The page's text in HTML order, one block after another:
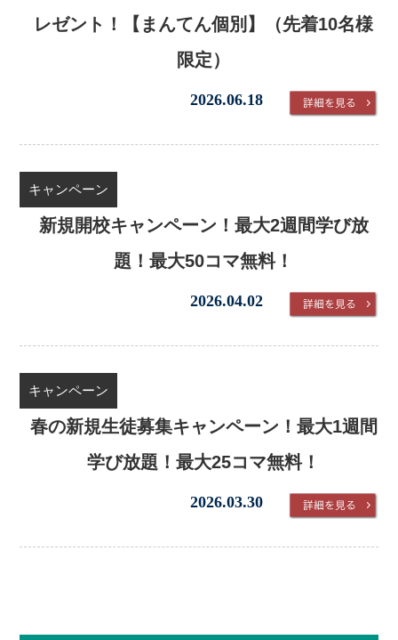
レゼント！【まんてん個別】（先着10名様
限定）
2026.06.18
キャンペーン
新規開校キャンペーン！最大2週間学び放
題！最大50コマ無料！
2026.04.02
キャンペーン
春の新規生徒募集キャンペーン！最大1週間
学び放題！最大25コマ無料！
2026.03.30